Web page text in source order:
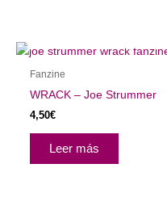
Fanzine
WRACK – Joe Strummer
4,50€
Leer más